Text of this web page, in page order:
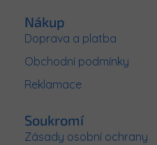
Nákup
Doprava a platba
Obchodní podmínky
Reklamace
Soukromí
Zásady osobní ochrany